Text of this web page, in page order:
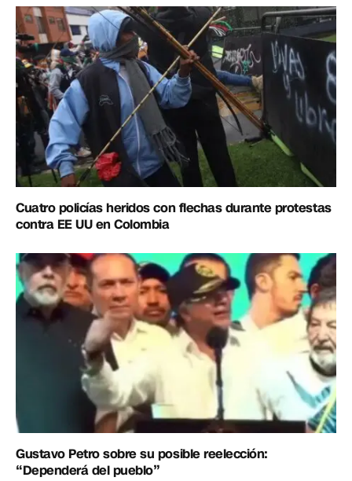
Cuatro policías heridos con flechas durante protestas
contra EE UU en Colombia
Gustavo Petro sobre su posible reelección:
“Dependerá del pueblo”